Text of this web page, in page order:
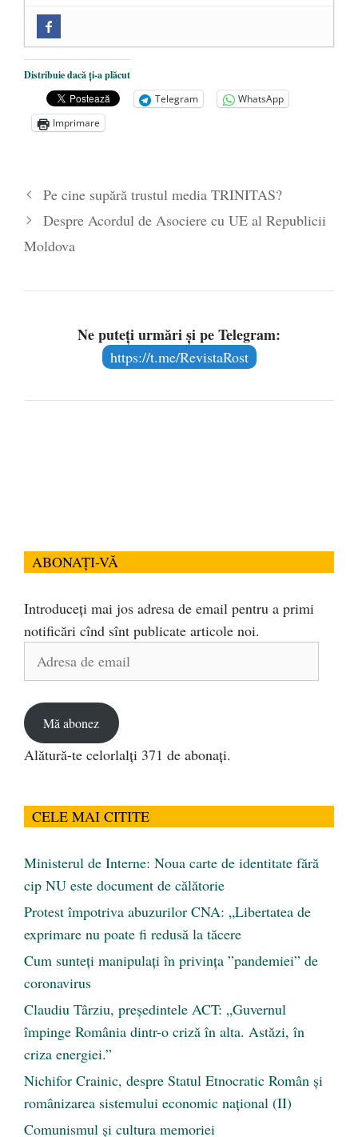
Târziu cere anchetă a Parchetului
European și reforme pentru a bloca
achizițiile la suprapreț - 13 august 2025
Dragi prieteni din Constanța
protejeze resursele
- 11 august 2025
Distribuie dacă ți-a plăcut
Telegram
WhatsApp
Imprimare
Pe cine supără trustul media TRINITAS?
Despre Acordul de Asociere cu UE al Republicii
Moldova
Ne puteți urmări și pe Telegram:
https://t.me/RevistaRost
ABONAȚI-VĂ
Introduceți mai jos adresa de email pentru a primi
notificări cînd sînt publicate articole noi.
Adresa
Mă abonez
Alătură-te celorlalți 371 de abonați.
CELE MAI CITITE
Ministerul de Interne: Noua carte de identitate fără
cip NU este document de călătorie
Protest împotriva abuzurilor CNA: „Libertatea de
exprimare nu poate fi redusă la tăcere
Cum sunteți manipulați în privința ”pandemiei” de
coronavirus
Claudiu Târziu, președintele ACT: „Guvernul
împinge România dintr-o criză în alta. Astăzi, în
criza energiei.”
Nichifor Crainic, despre Statul Etnocratic Român şi
românizarea sistemului economic naţional (II)
Comunismul şi cultura memoriei